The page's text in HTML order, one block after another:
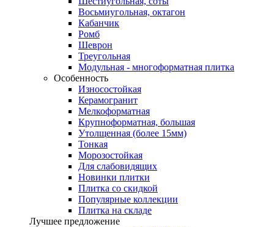
Восьмиугольная, октагон
Кабанчик
Ромб
Шеврон
Треугольная
Модульная - многоформатная плитка
Особенность
Износостойкая
Керамогранит
Мелкоформатная
Крупноформатная, большая
Утолщенная (более 15мм)
Тонкая
Морозостойкая
Для слабовидящих
Новинки плитки
Плитка со скидкой
Популярные коллекции
Плитка на складе
Лучшее предложение